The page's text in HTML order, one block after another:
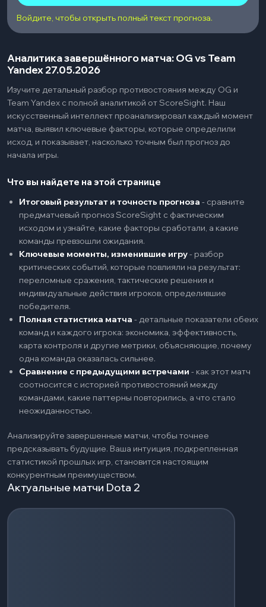
Войдите, чтобы открыть полный текст прогноза.
Аналитика завершённого матча: OG vs Team
Yandex 27.05.2026
Изучите детальный разбор противостояния между OG и
Team Yandex с полной аналитикой от ScoreSight. Наш
искусственный интеллект проанализировал каждый момент
матча, выявил ключевые факторы, которые определили
исход, и показывает, насколько точным был прогноз до
начала игры.
Что вы найдете на этой странице
Итоговый результат и точность прогноза - сравните
предматчевый прогноз ScoreSight с фактическим
исходом и узнайте, какие факторы сработали, а какие
команды превзошли ожидания.
Ключевые моменты, изменившие игру- разбор
критических событий, которые повлияли на результат:
переломные сражения, тактические решения и
индивидуальные действия игроков, определившие
победителя.
Полная статистика матча - детальные показатели обеих
команд и каждого игрока: экономика, эффективность,
карта контроля и другие метрики, объясняющие, почему
одна команда оказалась сильнее.
Сравнение с предыдущими встречами - как этот матч
соотносится с историей противостояний между
командами, какие паттерны повторились, а что стало
неожиданностью.
Анализируйте завершенные матчи, чтобы точнее
предсказывать будущие. Ваша интуиция, подкрепленная
статистикой прошлых игр, становится настоящим
конкурентным преимуществом.
Актуальные матчи Dota 2
Загрузка событий...